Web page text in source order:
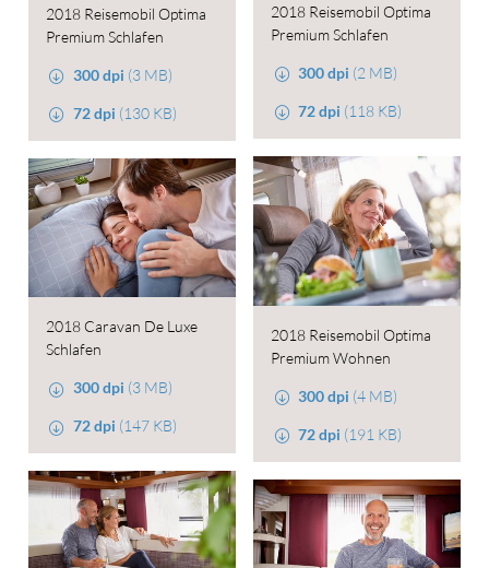
2018 Reisemobil Optima
Premium Schlafen
300 dpi (2 MB)
72 dpi (118 KB)
2018 Reisemobil Optima
Premium Schlafen
300 dpi (3 MB)
72 dpi (130 KB)
2018 Reisemobil Optima
Premium Wohnen
300 dpi (4 MB)
72 dpi (191 KB)
2018 Caravan De Luxe
Schlafen
300 dpi (3 MB)
72 dpi (147 KB)